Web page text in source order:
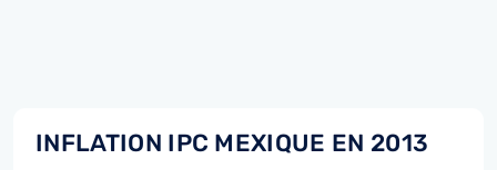
INFLATION IPC MEXIQUE EN 2013